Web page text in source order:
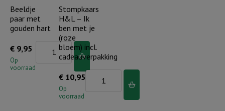
(incl.
label)
-
set
van
2
(consumentadviesprijs
Beeldje
paar met
gouden hart
€ 9,95
Op
voorraad
Beeldje
gouden
Stompkaars
H&L – Ik
ben met je
(roze
bloem) incl.
cadeauverpakking
€ 10,95
Op
voorraad
Stompkaars